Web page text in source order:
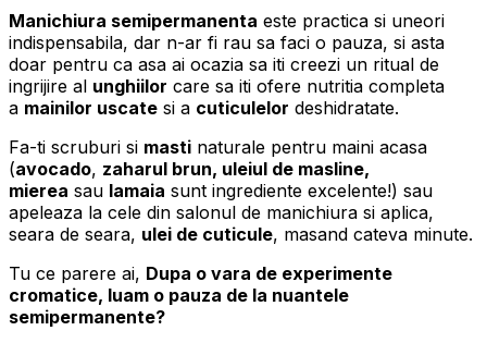
Manichiura semipermanenta este practica si uneori
indispensabila, dar n-ar fi rau sa faci o pauza, si asta
doar pentru ca asa ai ocazia sa iti creezi un ritual de
ingrijire al unghiilor care sa iti ofere nutritia completa
a mainilor uscate si a cuticulelor deshidratate.
Fa-ti scruburi si masti naturale pentru maini acasa
(avocado, zaharul brun, uleiul de masline,
mierea sau lamaia sunt ingrediente excelente!) sau
apeleaza la cele din salonul de manichiura si aplica,
seara de seara, ulei de cuticule, masand cateva minute.
Tu ce parere ai, Dupa o vara de experimente
cromatice, luam o pauza de la nuantele
semipermanente?